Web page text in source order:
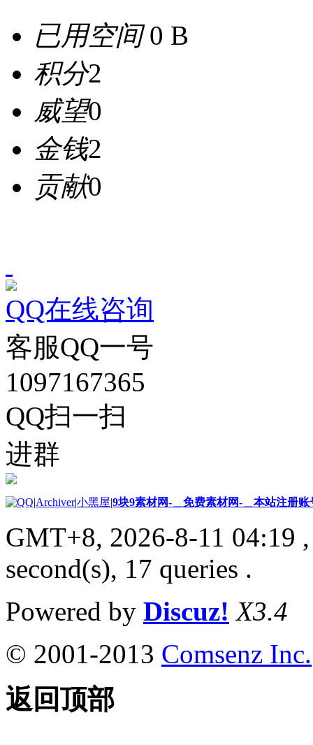
已用空间0 B
积分2
威望0
金钱2
贡献0
QQ在线咨询
客服QQ一号
1097167365
QQ扫一扫
进群
|Archiver|小黑屋|9块9素材网-＿免费素材网-＿本站注册账
GMT+8, 2026-8-11 04:19
second(s), 17 queries .
Powered by Discuz! X3.4
© 2001-2013 Comsenz Inc.
返回顶部